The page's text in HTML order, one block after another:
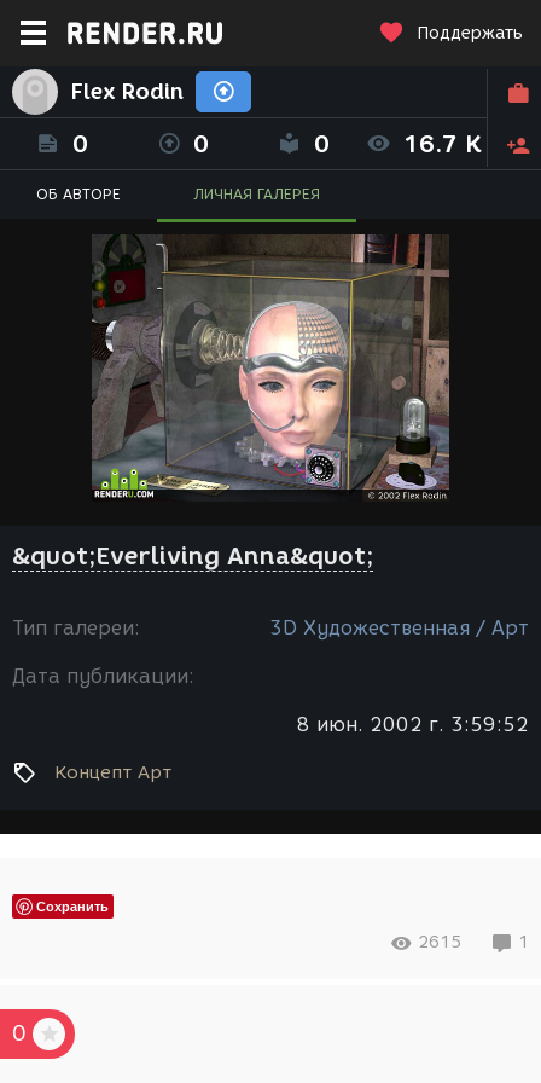
Поддержать
Flex Rodin
0 0 0 16.7 K
ОБ АВТОРЕ ЛИЧНАЯ ГАЛЕРЕЯ
&quot;Everliving Anna&quot;
Тип галереи: 3D Художественная / Арт
Дата публикации:
8 июн. 2002 г. 3:59:52
Концепт Арт
Сохранить
2615 1
0